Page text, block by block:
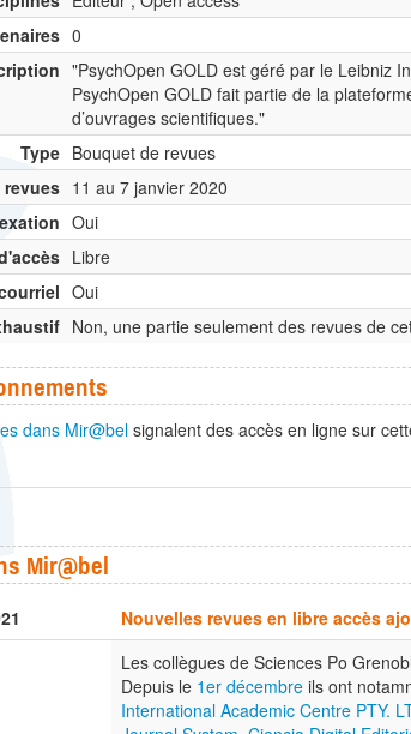
0
"PsychOpen GOLD est géré par le Leibniz
PsychOpen GOLD fait partie de la
d’ouvrages scientifiques."
Type Bouquet de revues
revues 11 au 7 janvier 2020
Oui
Libre
Oui
Non, une partie seulement des revues de
dans Mir@bel signalent des accès en ligne sur
Mir@bel
Nouvelles revues en libre accès
Les collègues de Sciences Po
Depuis le 1er décembre ils ont
International Academic Centre PTY.